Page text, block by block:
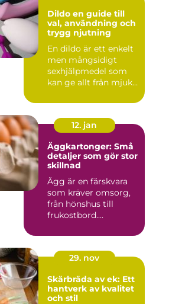
Dildo en guide till
val, användning och
trygg njutning
En dildo är ett enkelt
men mångsidigt
sexhjälpmedel som
kan ge allt från mjuk
12. jan
Äggkartonger: Små
detaljer som gör stor
skillnad
Ägg är en färskvara
som kräver omsorg,
från hönshus till
frukostbord....
29. nov
Skärbräda av ek: Ett
hantverk av kvalitet
och stil